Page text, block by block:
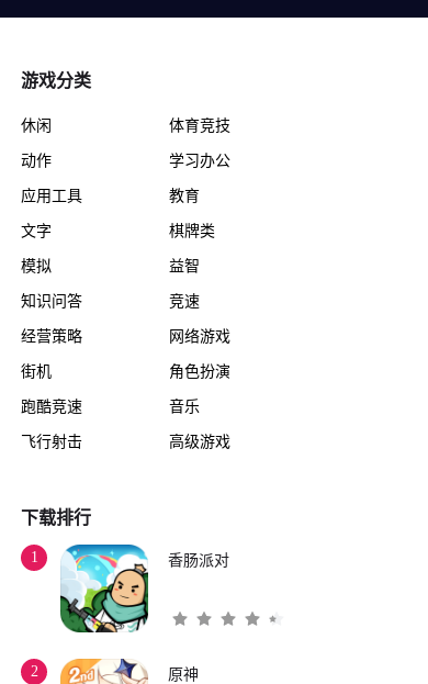
游戏分类
休闲
体育竞技
动作
学习办公
应用工具
教育
文字
棋牌类
模拟
益智
知识问答
竞速
经营策略
网络游戏
街机
角色扮演
跑酷竞速
音乐
飞行射击
高级游戏
下载排行
1 香肠派对
2 原神